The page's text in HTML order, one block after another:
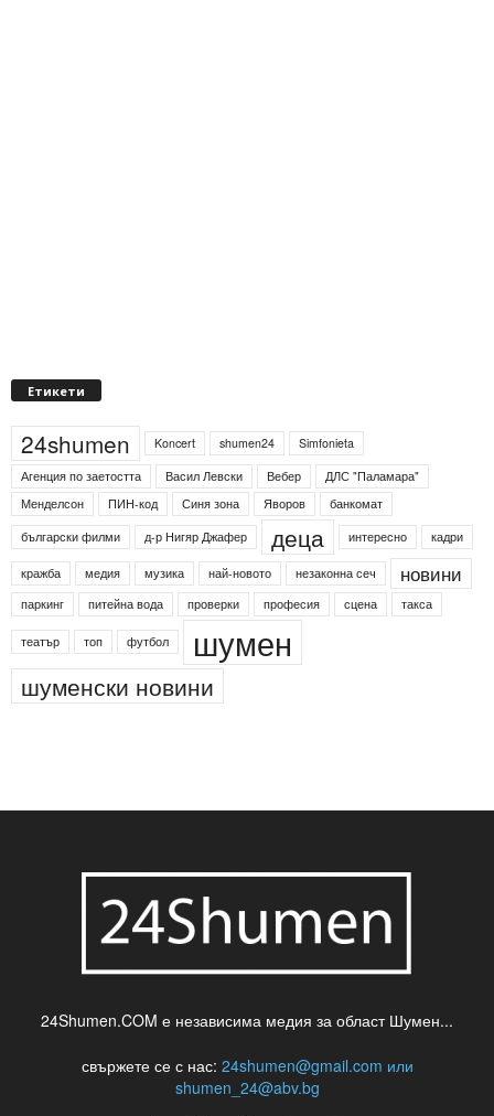
Етикети
24shumen Koncert shumen24
Simfonieta
Агенция по заетостта
Васил Левски Вебер
ДЛС "Паламара"
Менделсон
ПИН-код Синя зона Яворов
банкомат
български филми
д-р Нигяр Джафер деца интересно кадри
кражба медия музика най-новото незаконна сеч новини
паркинг питейна вода проверки професия сцена такса
театър топ футбол шумен
шуменски новини
24Shumen.COM е независима медия за област Шумен...
свържете се с нас: 24shumen@gmail.com или
shumen_24@abv.bg